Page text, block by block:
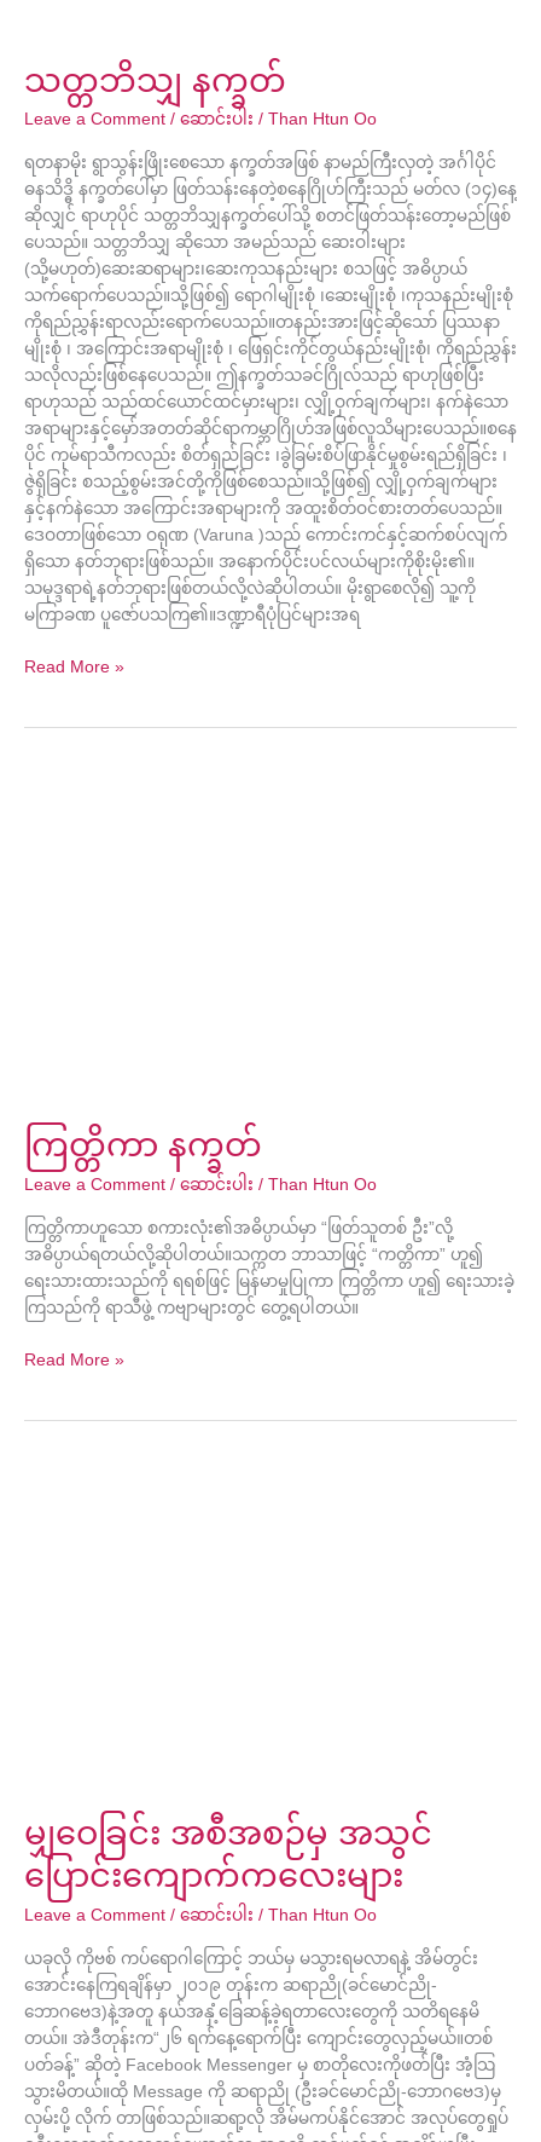
သတ္တဘိသျှ နက္ခတ်
Leave a Comment / ဆောင်းပါး / Than Htun Oo
ရတနာမိုး ရွာသွန်းဖြိုးစေသော နက္ခတ်အဖြစ် နာမည်ကြီးလှတဲ့ အင်္ဂါပိုင်
ဓနသိဒ္ဓိ နက္ခတ်ပေါ်မှာ ဖြတ်သန်းနေတဲ့စနေဂြိုဟ်ကြီးသည် မတ်လ (၁၄)နေ့
ဆိုလျှင် ရာဟုပိုင် သတ္တဘိသျှနက္ခတ်ပေါ်သို့ စတင်ဖြတ်သန်းတော့မည်ဖြစ်
ပေသည်။ သတ္တဘိသျှ ဆိုသော အမည်သည် ဆေးဝါးများ
(သို့မဟုတ်)ဆေးဆရာများ၊ဆေးကုသနည်းများ စသဖြင့် အဓိပ္ပာယ်
သက်ရောက်ပေသည်။သို့ဖြစ်၍ ရောဂါမျိုးစုံ ၊ဆေးမျိုးစုံ ၊ကုသနည်းမျိုးစုံ
ကိုရည်ညွှန်းရာလည်းရောက်ပေသည်။တနည်းအားဖြင့်ဆိုသော် ပြဿနာ
မျိုးစုံ ၊ အကြောင်းအရာမျိုးစုံ ၊ ဖြေရှင်းကိုင်တွယ်နည်းမျိုးစုံ၊ ကိုရည်ညွှန်း
သလိုလည်းဖြစ်နေပေသည်။ ဤနက္ခတ်သခင်ဂြိုလ်သည် ရာဟုဖြစ်ပြီး
ရာဟုသည် သည်ထင်ယောင်ထင်မှားများ၊ လျှို့ဝှက်ချက်များ၊ နက်နဲသော
အရာများနှင့်မှော်အတတ်ဆိုင်ရာကမ္ဘာဂြိုဟ်အဖြစ်လူသိများပေသည်။စနေ
ပိုင် ကုမ်ရာသီကလည်း စိတ်ရှည်ခြင်း ၊ခွဲခြမ်းစိပ်ဖြာနိုင်မှုစွမ်းရည်ရှိခြင်း ၊
ဇွဲရှိခြင်း စသည့်စွမ်းအင်တို့ကိုဖြစ်စေသည်။သို့ဖြစ်၍ လျှို့ဝှက်ချက်များ
နှင့်နက်နဲသော အကြောင်းအရာများကို အထူးစိတ်ဝင်စားတတ်ပေသည်။
ဒေဝတာဖြစ်သော ဝရုဏ (Varuna )သည် ကောင်းကင်နှင့်ဆက်စပ်လျက်
ရှိသော နတ်ဘုရားဖြစ်သည်။ အနောက်ပိုင်းပင်လယ်များကိုစိုးမိုး၏။
သမုဒ္ဒရာရဲ့နတ်ဘုရားဖြစ်တယ်လို့လဲဆိုပါတယ်။ မိုးရွာစေလို၍ သူ့ကို
မကြာခဏ ပူဇော်ပသကြ၏။ဒဏ္ဍာရီပုံပြင်များအရ
Read More »
ကြတ္တိကာ နက္ခတ်
Leave a Comment / ဆောင်းပါး / Than Htun Oo
ကြတ္တိကာဟူသော စကားလုံး၏အဓိပ္ပာယ်မှာ “ဖြတ်သူတစ် ဦး”လို့
အဓိပ္ပာယ်ရတယ်လို့ဆိုပါတယ်။သက္ကတ ဘာသာဖြင့် “ကတ္တိကာ” ဟူ၍
ရေးသားထားသည်ကို ရရစ်ဖြင့် မြန်မာမှုပြုကာ ကြတ္တိကာ ဟူ၍ ရေးသားခဲ့
ကြသည်ကို ရာသီဖွဲ့ ကဗျာများတွင် တွေ့ရပါတယ်။
Read More »
မျှဝေခြင်း အစီအစဉ်မှ အသွင်
ပြောင်းကျောက်ကလေးများ
Leave a Comment / ဆောင်းပါး / Than Htun Oo
ယခုလို ကိုဗစ် ကပ်ရောဂါကြောင့် ဘယ်မှ မသွားရမလာရနဲ့ အိမ်တွင်း
အောင်းနေကြရချိန်မှာ ၂၀၁၉ တုန်းက ဆရာညို(ခင်မောင်ညို-
ဘောဂဗေဒ)နဲ့အတူ နယ်အနှံ့ခြေဆန့်ခဲ့ရတာလေးတွေကို သတိရနေမိ
တယ်။ အဲဒီတုန်းက“၂၆ ရက်နေ့ရောက်ပြီး ကျောင်းတွေလှည့်မယ်။တစ်
ပတ်ခန့်” ဆိုတဲ့ Facebook Messenger မှ စာတိုလေးကိုဖတ်ပြီး အံ့သြ
သွားမိတယ်။ထို Message ကို ဆရာညို (ဦးခင်မောင်ညို-ဘောဂဗေဒ)မှ
လှမ်းပို့ လိုက် တာဖြစ်သည်။ဆရာ့လို အိမ်မကပ်နိုင်အောင် အလုပ်တွေရှုပ်